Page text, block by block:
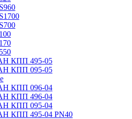
КПП 495-05
КПП 095-05
КПП 096-04
КПП 496-04
КПП 095-04
КПП 495-04 PN40